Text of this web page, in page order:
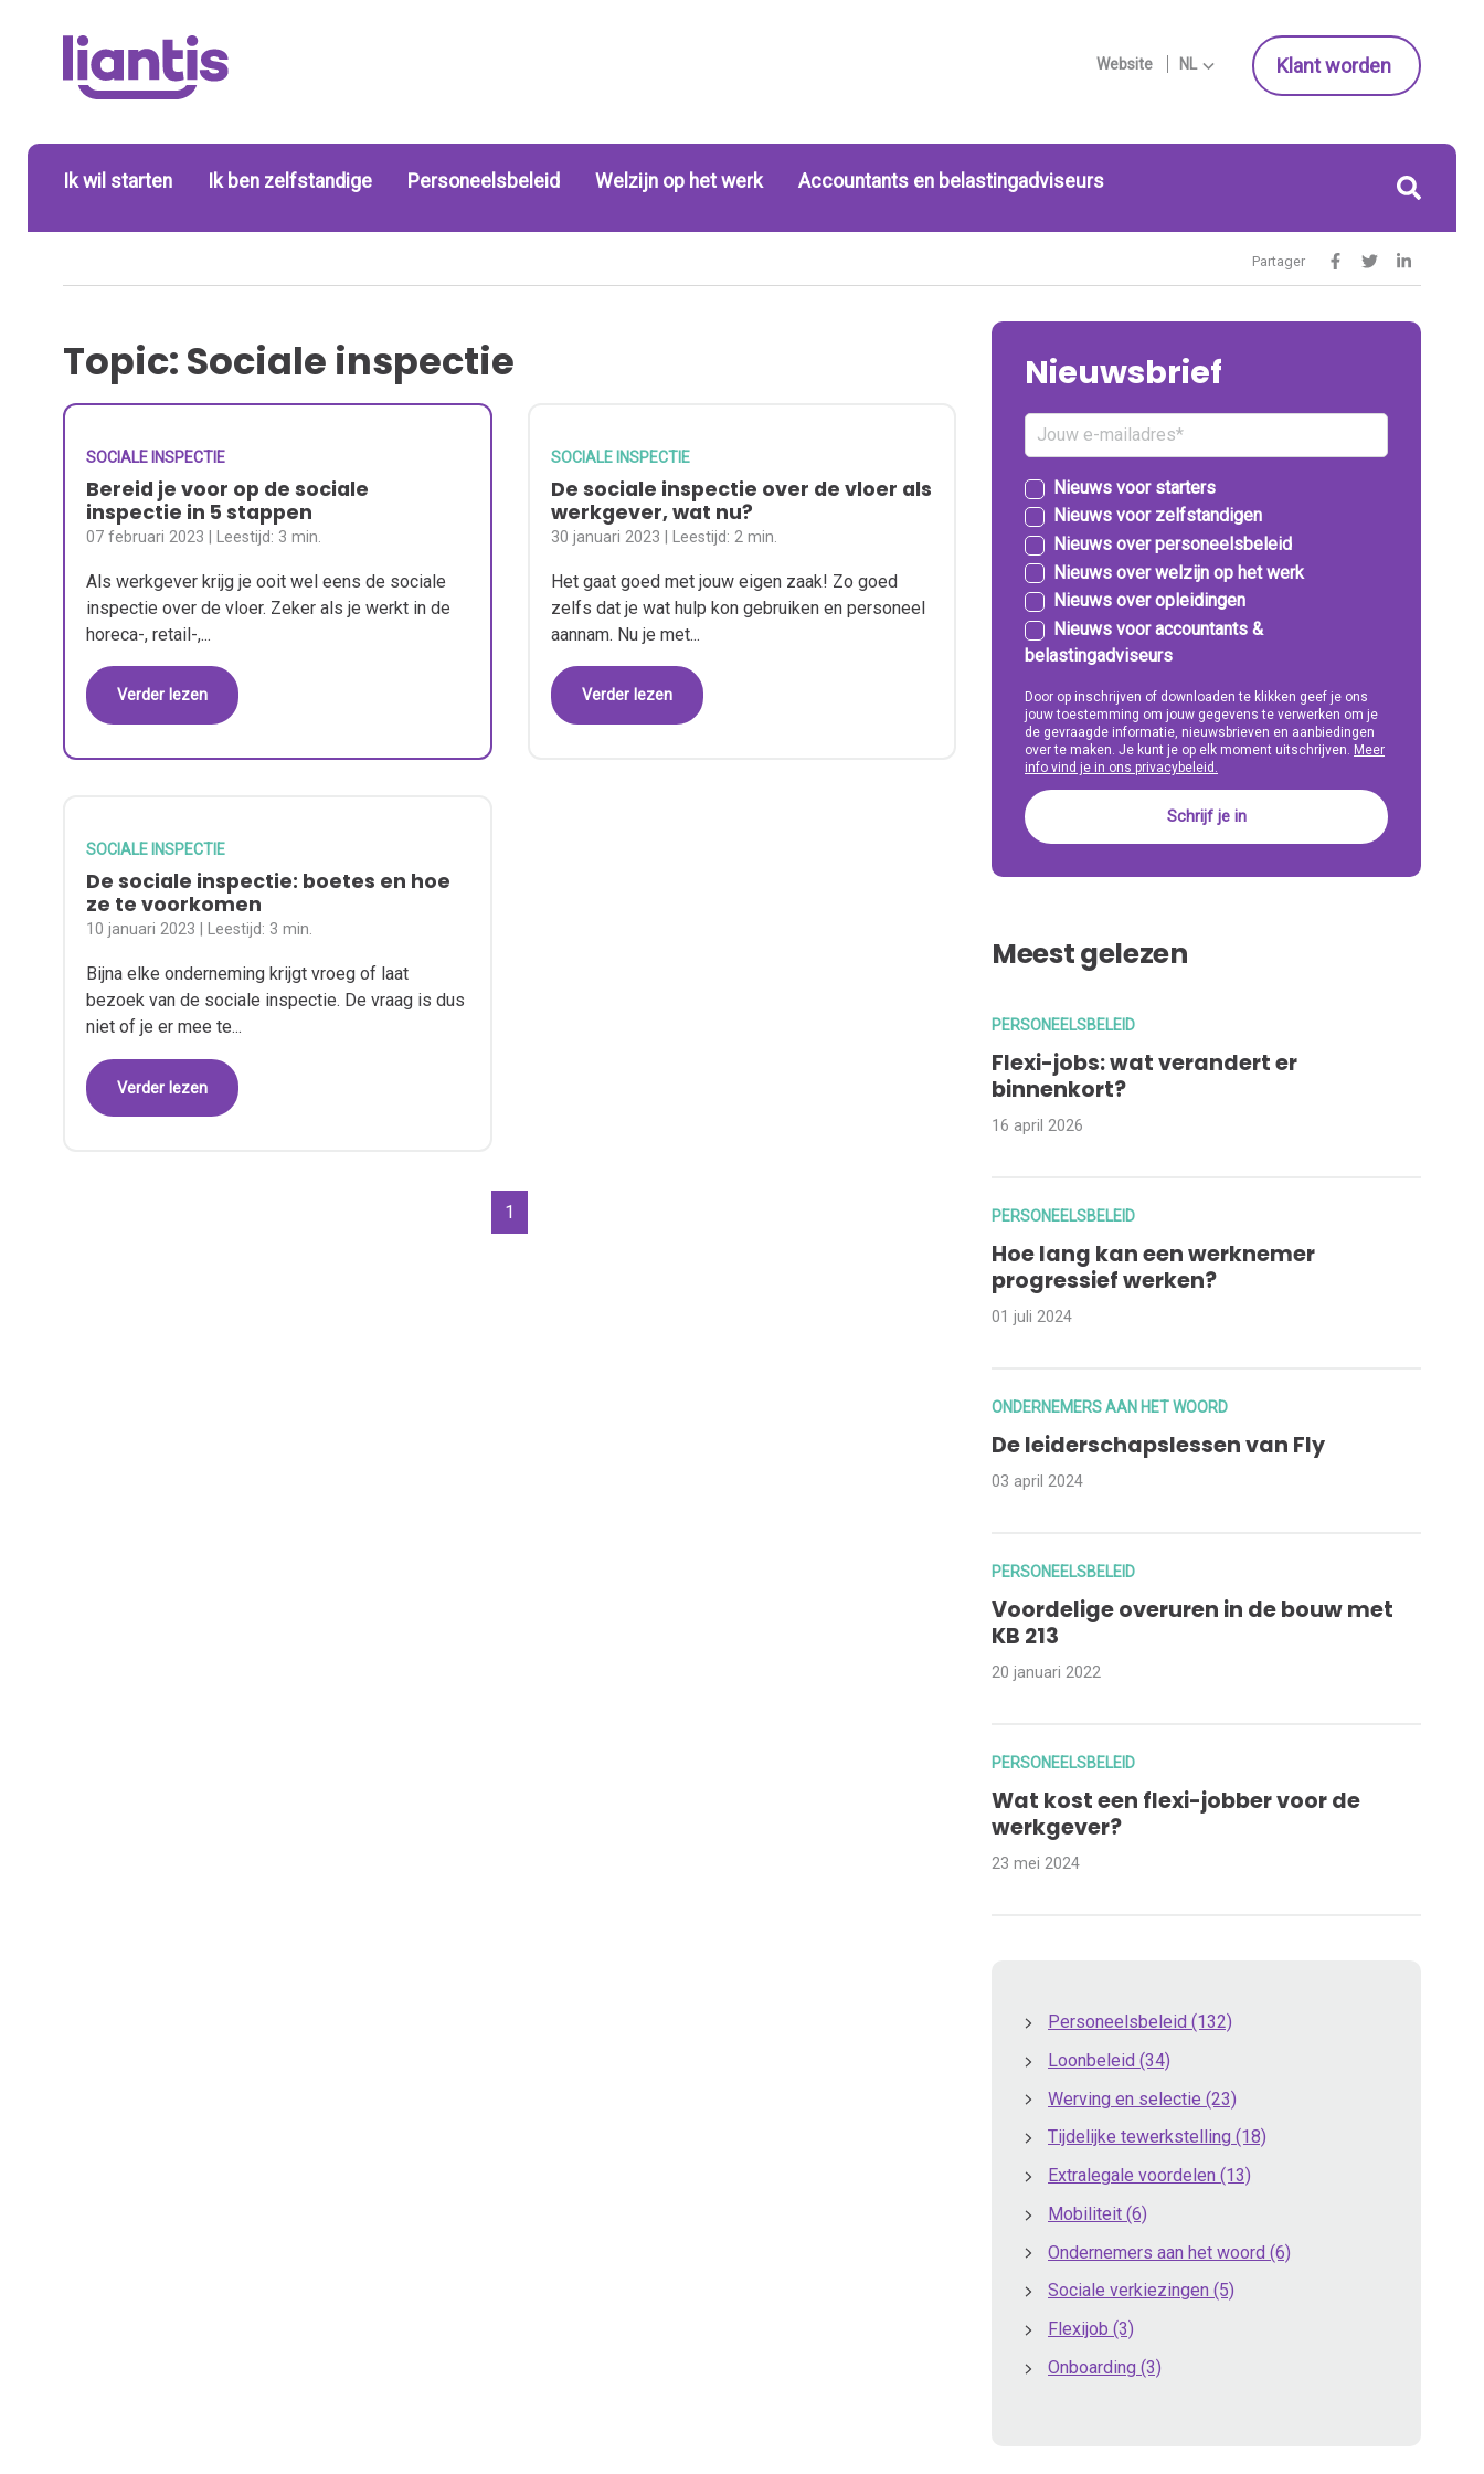
Website NL Klant worden
Ik wil starten Ik ben zelfstandige Personeelsbeleid Welzijn op het werk Accountants en belastingadviseurs
Partager
Topic: Sociale inspectie
SOCIALE INSPECTIE
Bereid je voor op de sociale
inspectie in 5 stappen
07 februari 2023 | Leestijd: 3 min.
Als werkgever krijg je ooit wel eens de sociale
inspectie over de vloer. Zeker als je werkt in de
horeca-, retail-,...
Verder lezen
SOCIALE INSPECTIE
De sociale inspectie over de vloer als
werkgever, wat nu?
30 januari 2023 | Leestijd: 2 min.
Het gaat goed met jouw eigen zaak! Zo goed
zelfs dat je wat hulp kon gebruiken en personeel
aannam. Nu je met...
Verder lezen
SOCIALE INSPECTIE
De sociale inspectie: boetes en hoe
ze te voorkomen
10 januari 2023 | Leestijd: 3 min.
Bijna elke onderneming krijgt vroeg of laat
bezoek van de sociale inspectie. De vraag is dus
niet of je er mee te...
Verder lezen
1
Nieuwsbrief
Nieuws voor starters
Nieuws voor zelfstandigen
Nieuws over personeelsbeleid
Nieuws over welzijn op het werk
Nieuws over opleidingen
Nieuws voor accountants &
belastingadviseurs
Door op inschrijven of downloaden te klikken geef je ons
jouw toestemming om jouw gegevens te verwerken om je
de gevraagde informatie, nieuwsbrieven en aanbiedingen
over te maken. Je kunt je op elk moment uitschrijven. Meer
info vind je in ons privacybeleid.
Meest gelezen
PERSONEELSBELEID
Flexi-jobs: wat verandert er
binnenkort?
16 april 2026
PERSONEELSBELEID
Hoe lang kan een werknemer
progressief werken?
01 juli 2024
ONDERNEMERS AAN HET WOORD
De leiderschapslessen van Fly
03 april 2024
PERSONEELSBELEID
Voordelige overuren in de bouw met
KB 213
20 januari 2022
PERSONEELSBELEID
Wat kost een flexi-jobber voor de
werkgever?
23 mei 2024
Personeelsbeleid(132)
Loonbeleid(34)
Werving en selectie(23)
Tijdelijke tewerkstelling(18)
Extralegale voordelen(13)
Mobiliteit(6)
Ondernemers aan het woord(6)
Sociale verkiezingen(5)
Flexijob(3)
Onboarding(3)